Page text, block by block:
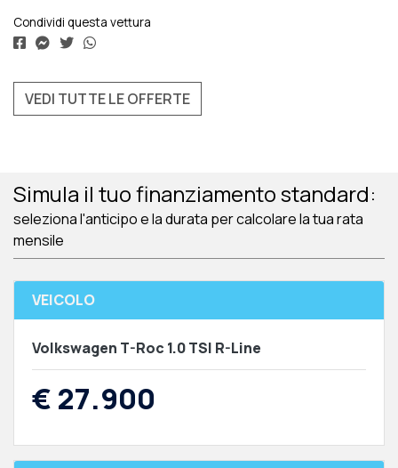
Condividi questa vettura
VEDI TUTTE LE OFFERTE
Simula il tuo finanziamento standard:
seleziona l'anticipo e la durata per calcolare la tua rata
mensile
VEICOLO
Volkswagen T-Roc 1.0 TSI R-Line
€ 27.900